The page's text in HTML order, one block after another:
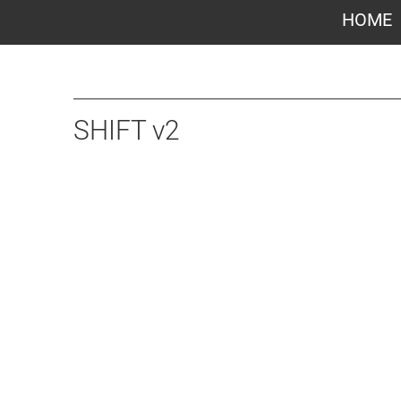
HOME
SHIFT v2